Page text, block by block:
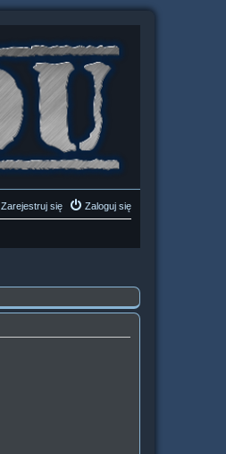
Zaloguj się
Zarejestruj się